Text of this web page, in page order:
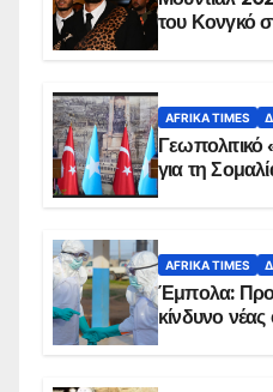
του Κονγκό
AFRIKA TIMES
για τη
AFRIKA TIMES
Έμπολα:
κίνδυνο νέας